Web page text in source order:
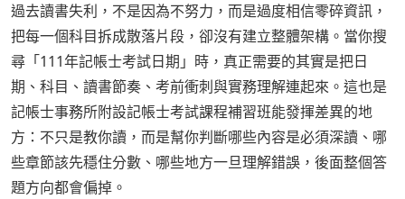
過去讀書失利，不是因為不努力，而是過度相信零碎資訊，
把每一個科目拆成散落片段，卻沒有建立整體架構。當你搜
尋「111年記帳士考試日期」時，真正需要的其實是把日
期、科目、讀書節奏、考前衝刺與實務理解連起來。這也是
記帳士事務所附設記帳士考試課程補習班能發揮差異的地
方：不只是教你讀，而是幫你判斷哪些內容是必須深讀、哪
些章節該先穩住分數、哪些地方一旦理解錯誤，後面整個答
題方向都會偏掉。